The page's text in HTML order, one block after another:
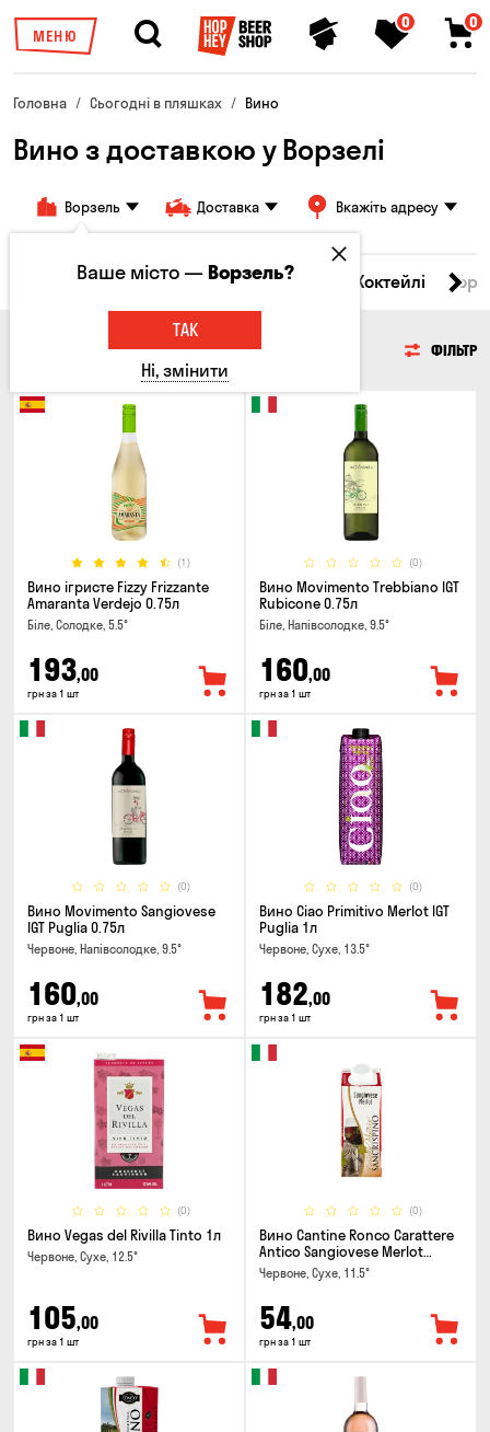
МЕНЮ
0 0
Головна Сьогодні в пляшках Вино
Вино з доставкою у Ворзелі
Ворзель Доставка Вкажіть адресу
Пиво Сидр Вино Коктейлі
ФІЛЬТР
(1)
Вино ігристе Fizzy Frizzante
Amaranta Verdejo 0.75л
Біле, Солодке, 5.5°
193,00
грн за 1 шт
(0)
Вино Movimento Trebbiano IGT
Rubicone 0.75л
Біле, Напівсолодке, 9.5°
160,00
грн за 1 шт
(0)
Вино Movimento Sangiovese
IGT Puglia 0.75л
Червоне, Напівсолодке, 9.5°
160,00
грн за 1 шт
(0)
Вино Ciao Primitivo Merlot IGT
Puglia 1л
Червоне, Сухе, 13.5°
182,00
грн за 1 шт
(0)
Вино Vegas del Rivilla Tinto 1л
Червоне, Сухе, 12.5°
105,00
грн за 1 шт
(0)
Вино Cantine Ronco Carattere
Antico Sangiovese Merlot
Rubicone IGT 0.25л
Червоне, Сухе, 11.5°
54,00
грн за 1 шт
Ваше місто —Ворзель?
ТАК
Ні, змінити